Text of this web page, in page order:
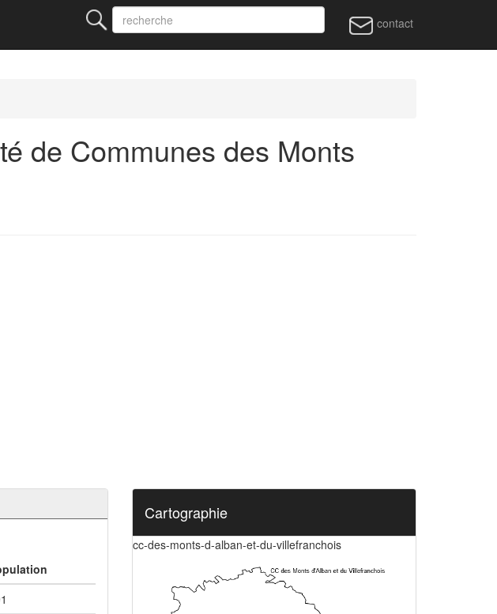
contact
de Communes des Monts
Cartographie
cc-des-monts-d-alban-et-du-villefranchois